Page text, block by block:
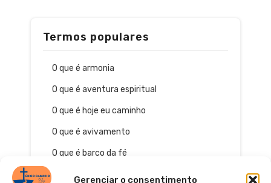
Gerenciar o consentimento
Termos populares
O que é armonia
O que é aventura espiritual
O que é hoje eu caminho
O que é avivamento
O que é barco da fé